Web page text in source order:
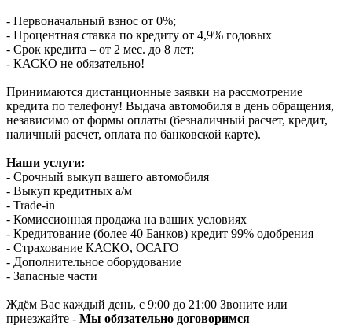
- Первоначальный взнос от 0%;
- Процентная ставка по кредиту от 4,9% годовых
- Срок кредита – от 2 мес. до 8 лет;
- КАСКО не обязательно!
Принимаются дистанционные заявки на рассмотрение
кредита по телефону! Выдача автомобиля в день обращения,
независимо от формы оплаты (безналичный расчет, кредит,
наличный расчет, оплата по банковской карте).
Наши услуги:
- Срочный выкуп вашего автомобиля
- Выкуп кредитных а/м
- Trade-in
- Комиссионная продажа на ваших условиях
- Кредитование (более 40 Банков) кредит 99% одобрения
- Страхование КАСКО, ОСАГО
- Дополнительное оборудование
- Запасные части
Ждём Вас каждый день, с 9:00 до 21:00 Звоните или
приезжайте - Мы обязательно договоримся